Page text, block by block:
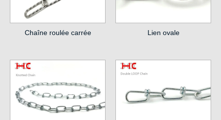
Chaîne roulée carrée Lien ovale